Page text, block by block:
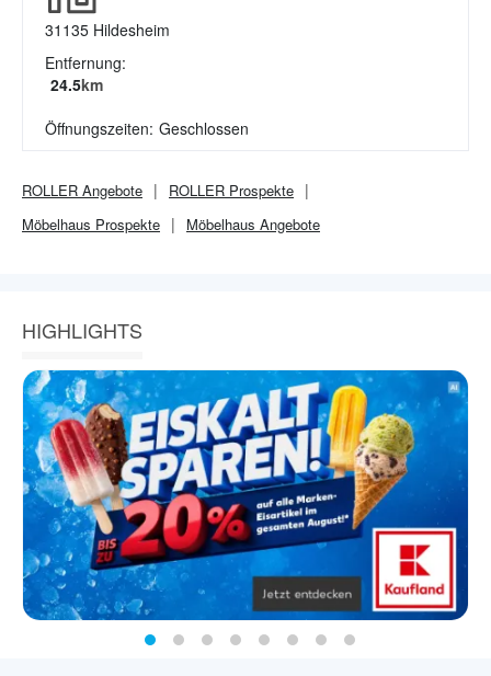
31135 Hildesheim
Entfernung:
24.5km
Öffnungszeiten: Geschlossen
ROLLER Angebote ROLLER Prospekte
Möbelhaus Prospekte Möbelhaus Angebote
HIGHLIGHTS